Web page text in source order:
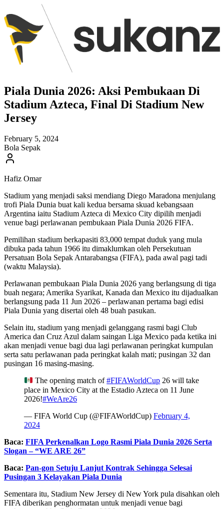
Piala Dunia 2026: Aksi Pembukaan Di
Stadium Azteca, Final Di Stadium New
Jersey
February 5, 2024
Bola Sepak
Hafiz Omar
Stadium yang menjadi saksi mendiang Diego Maradona menjulang
trofi Piala Dunia buat kali kedua bersama skuad kebangsaan
Argentina iaitu Stadium Azteca di Mexico City dipilih menjadi
venue bagi perlawanan pembukaan Piala Dunia 2026 FIFA.
Pemilihan stadium berkapasiti 83,000 tempat duduk yang mula
dibuka pada tahun 1966 itu dimaklumkan oleh Persekutuan
Persatuan Bola Sepak Antarabangsa (FIFA), pada awal pagi tadi
(waktu Malaysia).
Perlawanan pembukaan Piala Dunia 2026 yang berlangsung di tiga
buah negara; Amerika Syarikat, Kanada dan Mexico itu dijadualkan
berlangsung pada 11 Jun 2026 – perlawanan pertama bagi edisi
Piala Dunia yang disertai oleh 48 buah pasukan.
Selain itu, stadium yang menjadi gelanggang rasmi bagi Club
America dan Cruz Azul dalam saingan Liga Mexico pada ketika ini
akan menjadi venue bagi dua lagi perlawanan peringkat kumpulan
serta satu perlawanan pada peringkat kalah mati; pusingan 32 dan
pusingan 16 masing-masing.
The opening match of#FIFAWorldCup 26 will take
place in Mexico City at the Estadio Azteca on 11 June
2026!#WeAre26
— FIFA World Cup (@FIFAWorldCup) February 4,
2024
Baca: FIFA Perkenalkan Logo Rasmi Piala Dunia 2026 Serta
Slogan – “WE ARE 26”
Baca: Pan-gon Setuju Lanjut Kontrak Sehingga Selesai
Pusingan 3 Kelayakan Piala Dunia
Sementara itu, Stadium New Jersey di New York pula disahkan oleh
FIFA diberikan penghormatan untuk menjadi venue bagi